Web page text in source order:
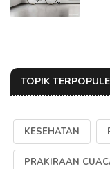
TOPIK
KESEHATAN
PRAKIRAAN